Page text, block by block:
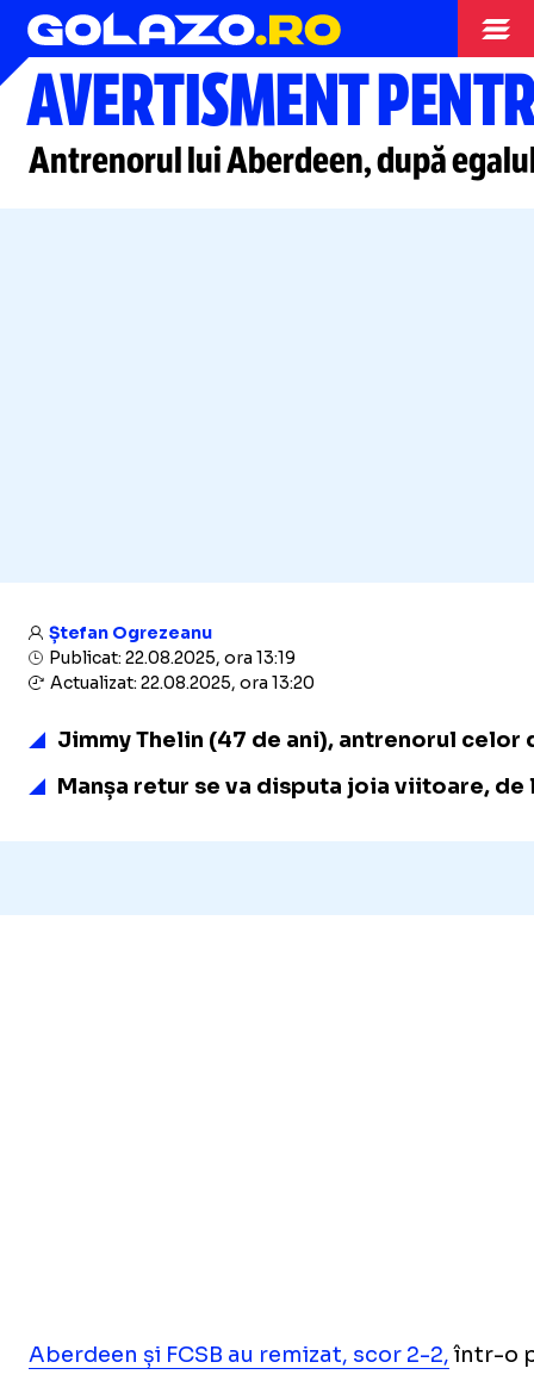
Europa League
AVERTISMENT
Antrenorul lui Aberdeen, după
Ștefan Ogrezeanu
Publicat: 22.08.2025, ora 13:19
Actualizat: 22.08.2025, ora 13:20
Jimmy Thelin (47 de ani), antrenorul celor
Manșa retur se va disputa joia viitoare, de
Aberdeen și FCSB au remizat, scor 2-2,într-o